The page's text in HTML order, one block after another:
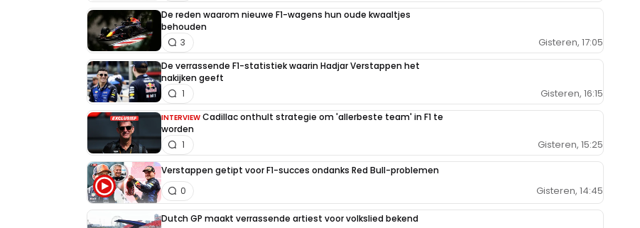
De reden waarom nieuwe F1-wagens hun oude kwaaltjes
behouden
Gisteren, 17:05
3
De verrassende F1-statistiek waarin Hadjar Verstappen het
nakijken geeft
Gisteren, 16:15
1
INTERVIEW Cadillac onthult strategie om 'allerbeste team' in F1 te
worden
Gisteren, 15:25
1
Verstappen getipt voor F1-succes ondanks Red Bull-problemen
Gisteren, 14:45
0
Dutch GP maakt verrassende artiest voor volkslied bekend